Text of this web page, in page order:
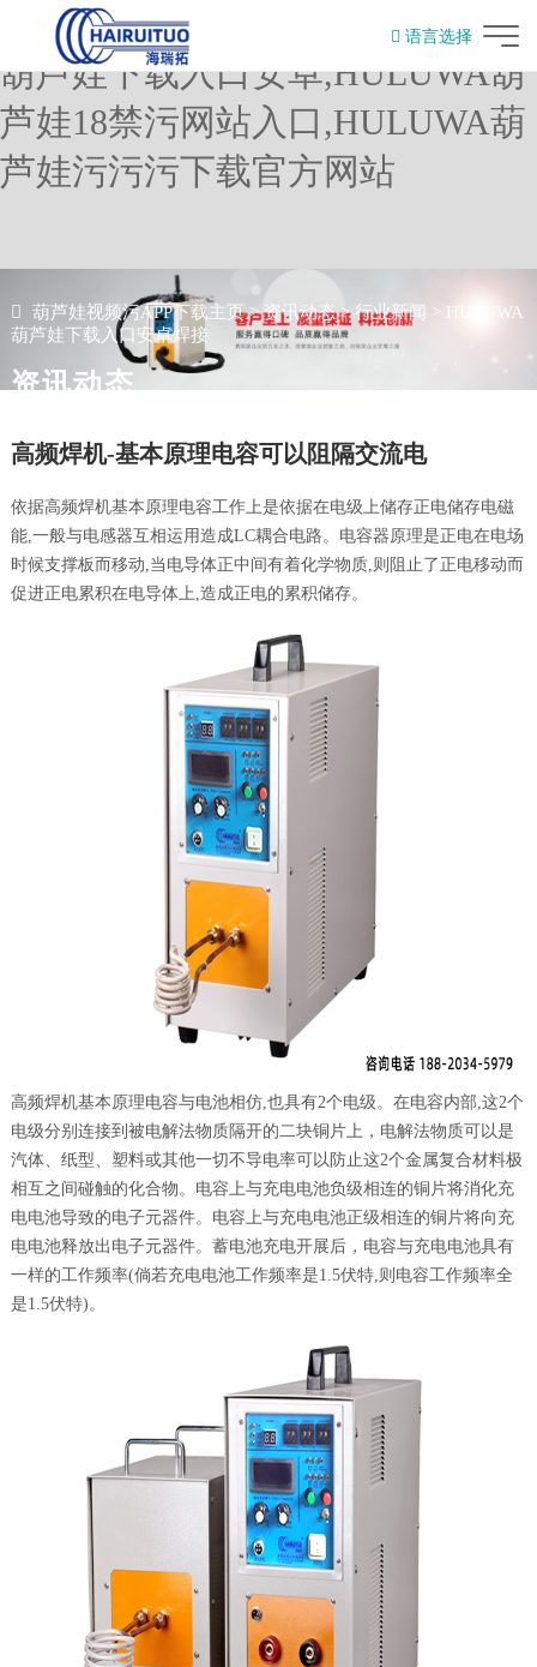
葫芦娃视频污APP下载,HULUWA
葫芦娃下载入口安卓,HULUWA葫
芦娃18禁污网站入口,HULUWA葫
芦娃污污污下载官方网站
语言选择
English
葫芦娃视频污APP下载主页>资讯动态> 行业新闻 > HULUWA
葫芦娃下载入口安卓焊接
资讯动态
高频焊机-基本原理电容可以阻隔交流电
依据高频焊机基本原理电容工作上是依据在电级上储存正电储存电磁
能,一般与电感器互相运用造成LC耦合电路。电容器原理是正电在电场
时候支撑板而移动,当电导体正中间有着化学物质,则阻止了正电移动而
促进正电累积在电导体上,造成正电的累积储存。
高频焊机基本原理电容与电池相仿,也具有2个电级。在电容内部,这2个
电级分别连接到被电解法物质隔开的二块铜片上，电解法物质可以是
汽体、纸型、塑料或其他一切不导电率可以防止这2个金属复合材料极
相互之间碰触的化合物。电容上与充电电池负级相连的铜片将消化充
电电池导致的电子元器件。电容上与充电电池正级相连的铜片将向充
电电池释放出电子元器件。蓄电池充电开展后，电容与充电电池具有
一样的工作频率(倘若充电电池工作频率是1.5伏特,则电容工作频率全
是1.5伏特)。